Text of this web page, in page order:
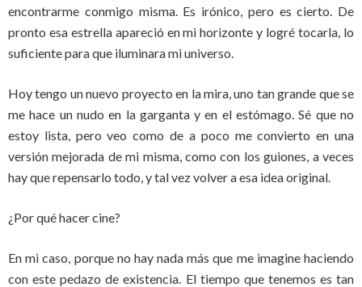
encontrarme conmigo misma. Es irónico, pero es cierto. De
pronto esa estrella apareció en mi horizonte y logré tocarla, lo
suficiente para que iluminara mi universo.
Hoy tengo un nuevo proyecto en la mira, uno tan grande que se
me hace un nudo en la garganta y en el estómago. Sé que no
estoy lista, pero veo como de a poco me convierto en una
versión mejorada de mi misma, como con los guiones, a veces
hay que repensarlo todo, y tal vez volver a esa idea original.
¿Por qué hacer cine?
En mi caso, porque no hay nada más que me imagine haciendo
con este pedazo de existencia. El tiempo que tenemos es tan